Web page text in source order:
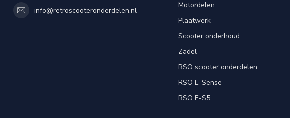
info@retroscooteronderdelen.nl
Motordelen
Plaatwerk
Scooter onderhoud
Zadel
RSO scooter onderdelen
RSO E-Sense
RSO E-S5